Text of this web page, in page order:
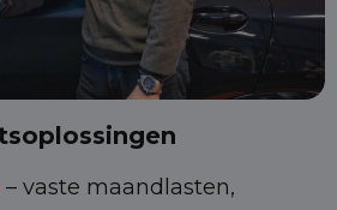
– vaste maandlasten,